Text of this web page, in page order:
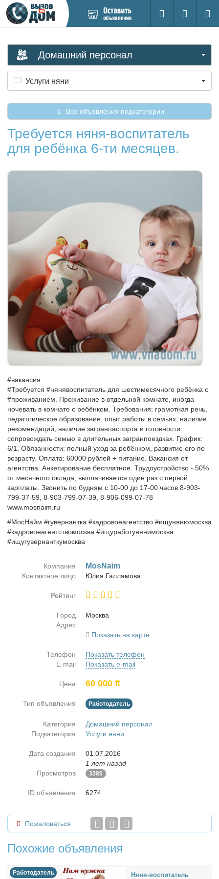
новое
Поиск
Вход на
Домашний персонал
Услуги няни
Все объявления подкатегории
Требуется няня-воспитатель
для ребёнка 6-ти месяцев.
#вакансия
#Требуется #нянявоспитатель для шестимесячного ребёнка с
#проживанием. Проживание в отдельной комнате, иногда
ночевать в комнате с ребёнком. Требования: грамотная речь,
педагогическое образование, опыт работы в семьях, наличие
рекомендаций, наличие загранпаспорта и готовности
сопровождать семью в длительных загранпоездках. График:
6/1. Обязанности: полный уход за ребёнком, развитие его по
возрасту. Оплата: 60000 рублей + питание. Вакансия от
агентства. Анкетирование бесплатное. Трудоустройство - 50%
от месячного оклада, выплачивается один раз с первой
зарплаты. Звонить по будням с 10-00 до 17-00 часов 8-903-
799-37-59, 8-903-799-07-39, 8-906-099-07-78
www.mosnaim.ru
#МосНайм #гувернантка #кадровоеагентство #ищунянюмосква
#кадровоеагентствомосква #ищуработунянимосква
#ищугувернанткумосква
Компания MosNaim
Контактное лицо Юлия Гал­ля­мо­ва
Рейтинг
Город
Москва
Адрес
Показать на карте
Телефон
Показать телефон
E-mail
Показать e-mail
Цена 60 000 ₶
Тип объявления Работодатель
Категория
Домашний персонал
Подкатегория
Услуги няни
Дата создания
01.07.2016
1 лет назад
Просмотров
3385
ID объявления 6274
Пожаловаться
Похожие объявления
Работодатель
Ня­ня-вос­пи­та­тель